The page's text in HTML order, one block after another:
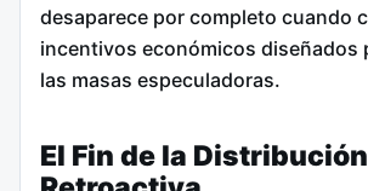
desaparece por completo cuando
incentivos económicos diseñados
las masas especuladoras.
El Fin de la Distribución